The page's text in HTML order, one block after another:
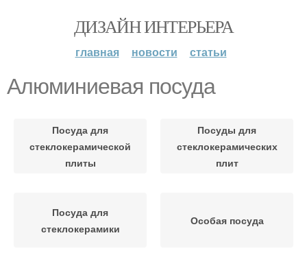
ДИЗАЙН ИНТЕРЬЕРА
главная новости статьи
Алюминиевая посуда
Посуда для
стеклокерамической
плиты
Посуды для
стеклокерамических
плит
Посуда для
стеклокерамики
Особая посуда